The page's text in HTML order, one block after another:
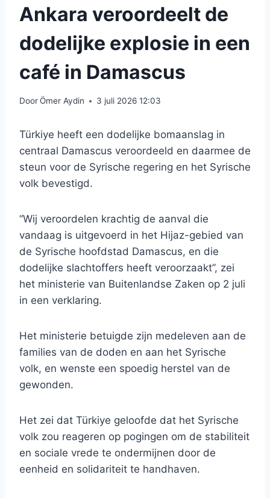
Ankara veroordeelt de
dodelijke explosie in een
café in Damascus
DoorÖmer Aydin 3 juli 2026 12:03
Türkiye heeft een dodelijke bomaanslag in
centraal Damascus veroordeeld en daarmee de
steun voor de Syrische regering en het Syrische
volk bevestigd.
“Wij veroordelen krachtig de aanval die
vandaag is uitgevoerd in het Hijaz-gebied van
de Syrische hoofdstad Damascus, en die
dodelijke slachtoffers heeft veroorzaakt”, zei
het ministerie van Buitenlandse Zaken op 2 juli
in een verklaring.
Het ministerie betuigde zijn medeleven aan de
families van de doden en aan het Syrische
volk, en wenste een spoedig herstel van de
gewonden.
Het zei dat Türkiye geloofde dat het Syrische
volk zou reageren op pogingen om de stabiliteit
en sociale vrede te ondermijnen door de
eenheid en solidariteit te handhaven.